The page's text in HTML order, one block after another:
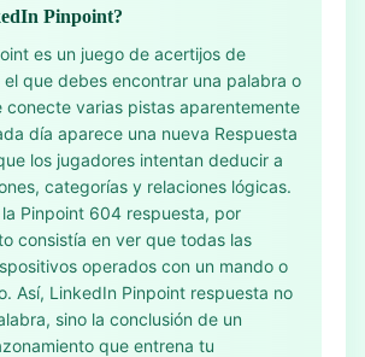
Pinpoint?
es un juego de acertijos de
el que debes encontrar una palabra o
conecte varias pistas aparentemente
día aparece una nueva Respuesta
los jugadores intentan deducir a
categorías y relaciones lógicas.
la Pinpoint 604 respuesta, por
consistía en ver que todas las
operados con un mando o
Así, LinkedIn Pinpoint respuesta no
sino la conclusión de un
que entrena tu